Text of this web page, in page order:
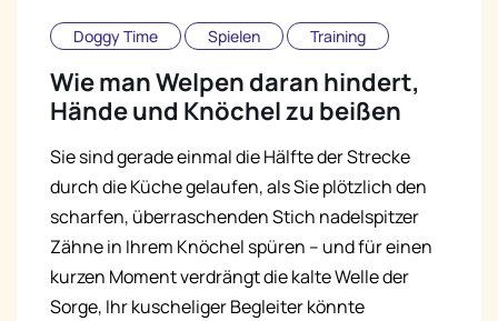
Doggy Time Spielen Training
Wie man Welpen daran hindert,
Hände und Knöchel zu beißen
Sie sind gerade einmal die Hälfte der Strecke
durch die Küche gelaufen, als Sie plötzlich den
scharfen, überraschenden Stich nadelspitzer
Zähne in Ihrem Knöchel spüren – und für einen
kurzen Moment verdrängt die kalte Welle der
Sorge, Ihr kuscheliger Begleiter könnte